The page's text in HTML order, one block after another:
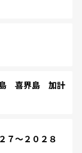
喜界島 加計
～２０２８